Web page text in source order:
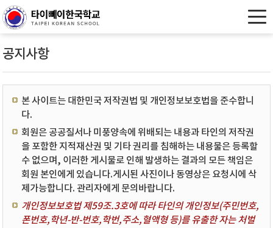
공지사항
본 사이트는 대한민국 저작권법 및 개인정보보호법을 준수합니
다.
회원은 공공질서나 미풍양속에 위배되는 내용과 타인의 저작권
을 포함한 지적재산권 및 기타 권리를 침해하는 내용물은 등록할
수 없으며, 이러한 게시물로 인해 발생하는 결과의 모든 책임은
회원 본인에게 있습니다.게시된 사진이나 동영상은 요청시에 삭
제가능합니다. 관리자에게 문의바랍니다.
개인정보보호법 제59조.3호에 따라 타인의 개인정보(주민번호,
폰번호,학년-반-번호,학번,주소,혈액형 등)를 유출한 자는 처벌